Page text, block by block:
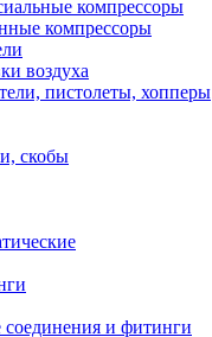
компрессоры
компрессоры
воздуха
пистолеты, хопперы
скобы
и фитинги